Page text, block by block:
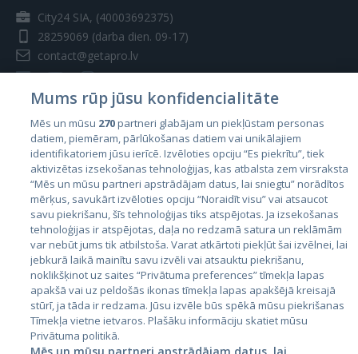
City24 SIA, (40003692375)
28259069 (darba dien. 09-17)
contact@getapro.lv
Valstis
Igaunija
Latvija
Lietuva
Mums rūp jūsu konfidencialitāte
Mēs un mūsu 270partneri glabājam un piekļūstam personas
datiem, piemēram, pārlūkošanas datiem vai unikālajiem
identifikatoriem jūsu ierīcē. Izvēloties opciju “Es piekrītu”, tiek
aktivizētas izsekošanas tehnoloģijas, kas atbalsta zem virsraksta
“Mēs un mūsu partneri apstrādājam datus, lai sniegtu” norādītos
mērķus, savukārt izvēloties opciju “Noraidīt visu” vai atsaucot
savu piekrišanu, šīs tehnoloģijas tiks atspējotas. Ja izsekošanas
tehnoloģijas ir atspējotas, daļa no redzamā satura un reklāmām
var nebūt jums tik atbilstoša. Varat atkārtoti piekļūt šai izvēlnei, lai
jebkurā laikā mainītu savu izvēli vai atsauktu piekrišanu,
noklikšķinot uz saites “Privātuma preferences” tīmekļa lapas
apakšā vai uz peldošās ikonas tīmekļa lapas apakšējā kreisajā
stūrī, ja tāda ir redzama. Jūsu izvēle būs spēkā mūsu piekrišanas
Tīmekļa vietne ietvaros. Plašāku informāciju skatiet mūsu
Privātuma politikā.